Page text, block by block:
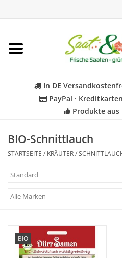
Startseite
Kräuter
Für Kinder
Katalog
In DE
PayPal ·
Produkte aus
BIO-Schnittlauch
STARTSEITE / KRÄUTER/
BIO